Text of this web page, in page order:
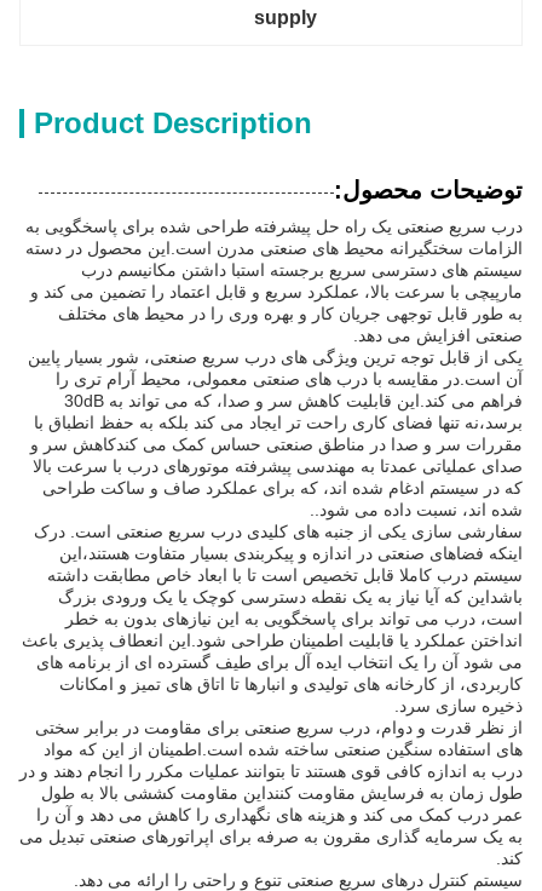
supply
Product Description
توضیحات محصول:
درب سریع صنعتی یک راه حل پیشرفته طراحی شده برای پاسخگویی به
الزامات سختگیرانه محیط های صنعتی مدرن است.این محصول در دسته
سیستم های دسترسی سریع برجسته استبا داشتن مکانیسم درب
مارپیچی با سرعت بالا، عملکرد سریع و قابل اعتماد را تضمین می کند و
به طور قابل توجهی جریان کار و بهره وری را در محیط های مختلف
صنعتی افزایش می دهد.
یکی از قابل توجه ترین ویژگی های درب سریع صنعتی، شور بسیار پایین
آن است.در مقایسه با درب های صنعتی معمولی، محیط آرام تری را
فراهم می کند.این قابلیت کاهش سر و صدا، که می تواند به 30dB
برسد،نه تنها فضای کاری راحت تر ایجاد می کند بلکه به حفظ انطباق با
مقررات سر و صدا در مناطق صنعتی حساس کمک می کندکاهش سر و
صدای عملیاتی عمدتا به مهندسی پیشرفته موتورهای درب با سرعت بالا
که در سیستم ادغام شده اند، که برای عملکرد صاف و ساکت طراحی
شده اند، نسبت داده می شود..
سفارشی سازی یکی از جنبه های کلیدی درب سریع صنعتی است. درک
اینکه فضاهای صنعتی در اندازه و پیکربندی بسیار متفاوت هستند،اين
سيستم درب کاملا قابل تخصيص است تا با ابعاد خاص مطابقت داشته
باشداین که آیا نیاز به یک نقطه دسترسی کوچک یا یک ورودی بزرگ
است، درب می تواند برای پاسخگویی به این نیازهای بدون به خطر
انداختن عملکرد یا قابلیت اطمینان طراحی شود.این انعطاف پذیری باعث
می شود آن را یک انتخاب ایده آل برای طیف گسترده ای از برنامه های
کاربردی، از کارخانه های تولیدی و انبارها تا اتاق های تمیز و امکانات
ذخیره سازی سرد.
از نظر قدرت و دوام، درب سریع صنعتی برای مقاومت در برابر سختی
های استفاده سنگین صنعتی ساخته شده است.اطمینان از این که مواد
درب به اندازه کافی قوی هستند تا بتوانند عملیات مکرر را انجام دهند و در
طول زمان به فرسایش مقاومت کننداین مقاومت کششی بالا به طول
عمر درب کمک می کند و هزینه های نگهداری را کاهش می دهد و آن را
به یک سرمایه گذاری مقرون به صرفه برای اپراتورهای صنعتی تبدیل می
کند.
سیستم کنترل درهای سریع صنعتی تنوع و راحتی را ارائه می دهد.